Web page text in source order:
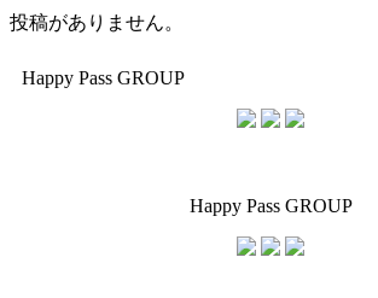
投稿がありません。
Happy Pass GROUP
Happy Pass GROUP